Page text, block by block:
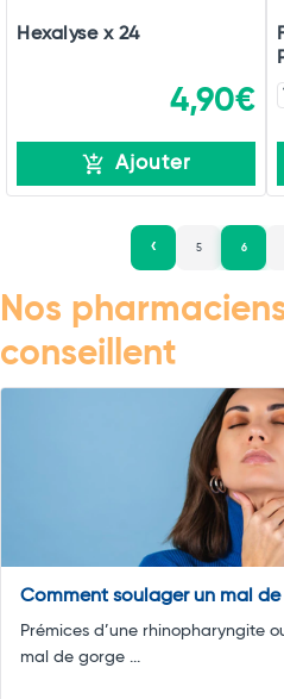
Hexalyse x 24
4,90€
Ajouter
5 6
Nos
conseillent
Comment soulager un mal
Prémices d’une rhinopharyngite
mal de gorge ...